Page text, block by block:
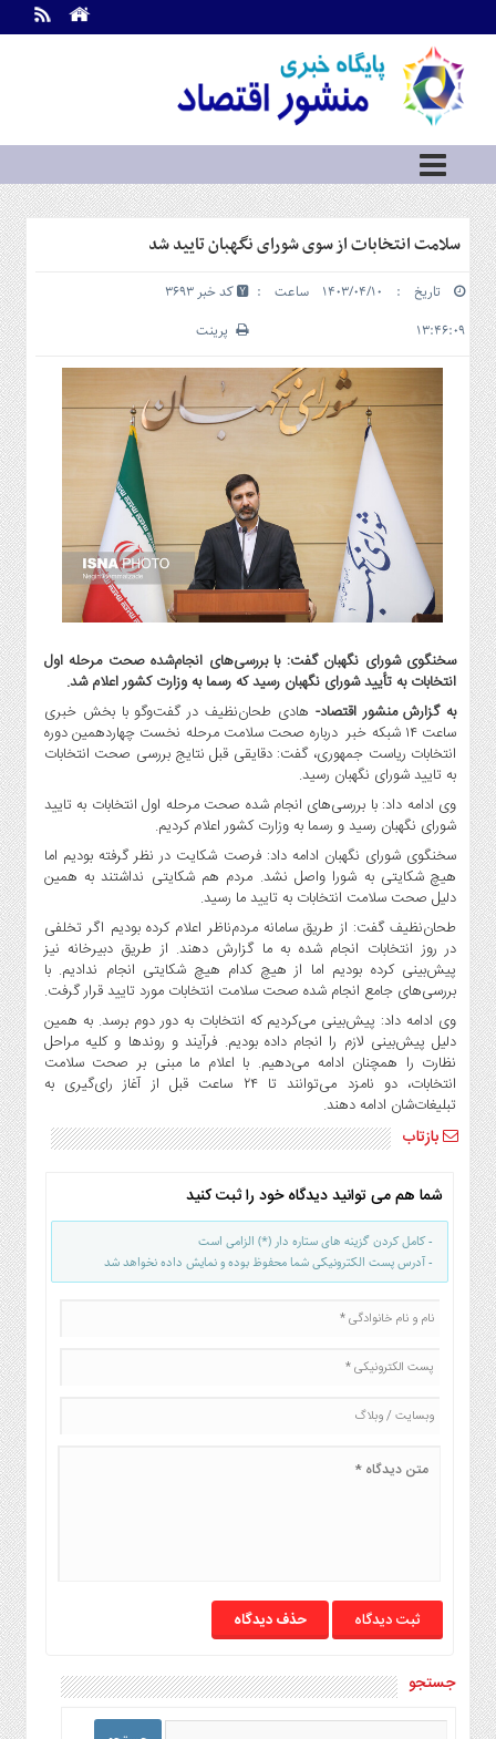
اطلاعات
تماس
ما
درباره
ما
سرویس
ها
بازار
سرمایه
و
بورس
مسکن
و
شهری
گاز
و
پتروشیمی
صنعت
و
خودرو
استارت
آپ
و
فن
آوری
،
بیمه
و
ارز
دیجیتال
کشاورزی
و
صنایع
غذایی
سیاسی
و
بین
الملل
روز
گوناگون
سلامت انتخابات از سوی شورای نگهبان تایید شد
تاریخ : ۱۴۰۳/۰۴/۱۰ ساعت :
۱۳:۴۶:۰۹
کد خبر 3693
پرینت
سخنگوی شورای نگهبان گفت: با بررسی‌های انجام‌شده صحت مرحله اول
انتخابات به تأیید شورای نگهبان رسید که رسما به وزارت کشور اعلام شد.
به گزارش منشور اقتصاد- هادی طحان‌نظیف در گفت‌وگو با بخش خبری
ساعت ۱۴ شبکه خبر درباره صحت سلامت مرحله نخست چهاردهمین دوره
انتخابات ریاست جمهوری، گفت: دقایقی قبل نتایج بررسی صحت انتخابات
به تایید شورای نگهبان رسید.
وی ادامه داد: با بررسی‌های انجام شده صحت مرحله اول انتخابات به تایید
شورای نگهبان رسید و رسما به وزارت کشور اعلام کردیم.
سخنگوی شورای نگهبان ادامه داد: فرصت شکایت در نظر گرفته بودیم اما
هیچ شکایتی به شورا واصل نشد. مردم هم شکایتی نداشتند به همین
دلیل صحت سلامت انتخابات به تایید ما رسید.
طحان‌نظیف گفت: از طریق سامانه مردم‌ناظر اعلام کرده بودیم اگر تخلفی
در روز انتخابات انجام شده به ما گزارش دهند. از طریق دبیرخانه نیز
پیش‌بینی کرده بودیم اما از هیچ کدام هیچ شکایتی انجام ندادیم. با
بررسی‌های جامع انجام شده صحت سلامت انتخابات مورد تایید قرار گرفت.
وی ادامه داد: پیش‌بینی می‌کردیم که انتخابات به دور دوم برسد. به همین
دلیل پیش‌بینی لازم را انجام داده بودیم. فرآیند و روندها و کلیه مراحل
نظارت را همچنان ادامه می‌دهیم. با اعلام ما مبنی بر صحت سلامت
انتخابات، دو نامزد می‌توانند تا ۲۴ ساعت قبل از آغاز رای‌گیری به
تبلیغات‌شان ادامه دهند.
بازتاب
شما هم می توانید دیدگاه خود را ثبت کنید
- کامل کردن گزینه های ستاره دار (*) الزامی است
- آدرس پست الکترونیکی شما محفوظ بوده و نمایش داده نخواهد شد
حذف دیدگاه
جستجو